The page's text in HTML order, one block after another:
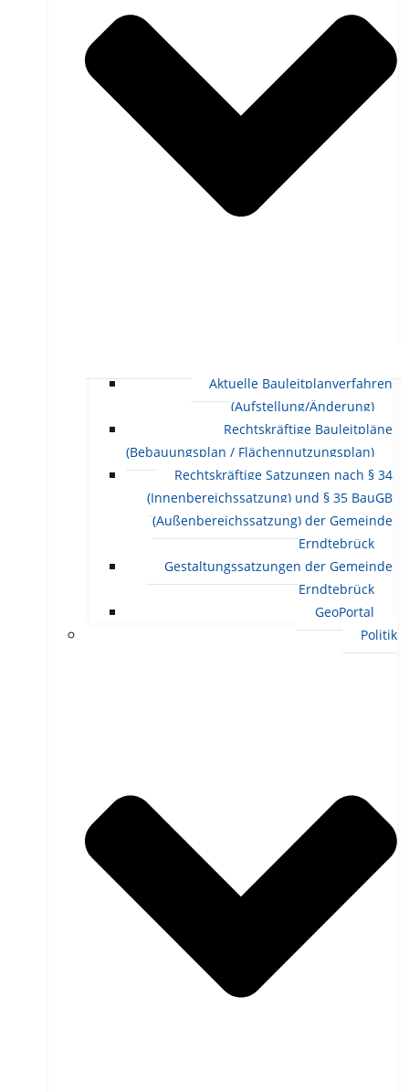
Aktuelle Bauleitplanverfahren
(Aufstellung/Änderung)
Rechtskräftige Bauleitpläne
(Bebauungsplan / Flächennutzungsplan)
Rechtskräftige Satzungen nach § 34
(Innenbereichssatzung) und § 35 BauGB
(Außenbereichssatzung) der Gemeinde
Erndtebrück
Gestaltungssatzungen der Gemeinde
Erndtebrück
GeoPortal
Politik